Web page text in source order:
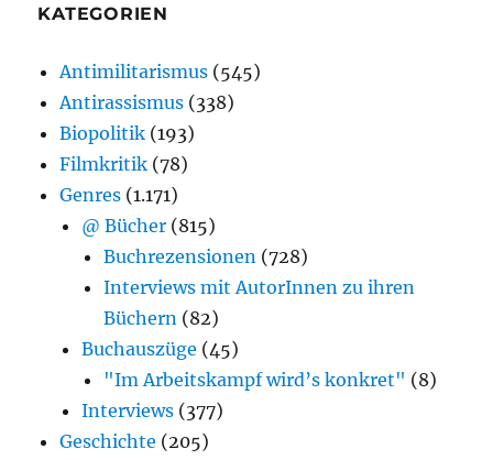
KATEGORIEN
Antimilitarismus (545)
Antirassismus (338)
Biopolitik (193)
Filmkritik (78)
Genres (1.171)
@ Bücher (815)
Buchrezensionen (728)
Interviews mit AutorInnen zu ihren
Büchern (82)
Buchauszüge (45)
"Im Arbeitskampf wird’s konkret" (8)
Interviews (377)
Geschichte (205)